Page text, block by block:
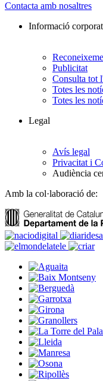
Contacta amb nosaltres
Informació
Publicitat
Consulta tot
Totes les
Totes les
Legal
Avís legal
Privacitat i
Audiència
Amb la col·laboració de: